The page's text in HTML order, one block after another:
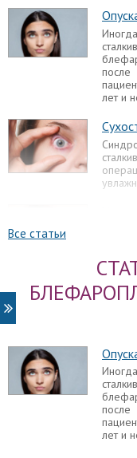
после
лет и
они
В
после
этим
Все статьи
после
лет и